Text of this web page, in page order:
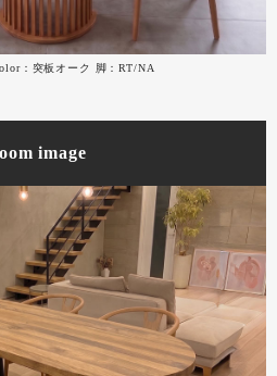
：突板オーク 脚：RT/NA
image